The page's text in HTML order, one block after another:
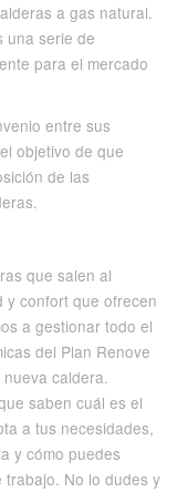
a gas natural.
una serie de
para el mercado
entre sus
objetivo de que
de las
que salen al
y confort que ofrecen
a gestionar todo el
del Plan Renove
caldera.
saben cuál es el
a tus necesidades,
y cómo puedes
trabajo. No lo dudes y